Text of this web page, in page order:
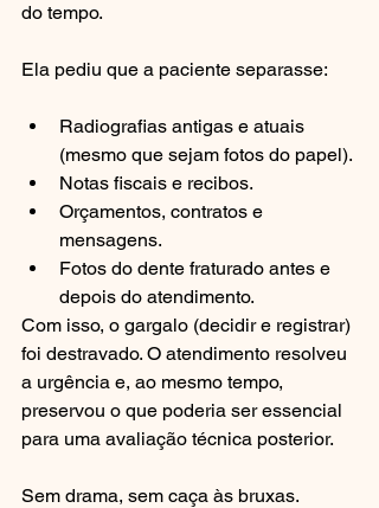
do tempo.
Ela pediu que a paciente separasse:
Radiografias antigas e atuais
(mesmo que sejam fotos do papel).
Notas fiscais e recibos.
Orçamentos, contratos e
mensagens.
Fotos do dente fraturado antes e
depois do atendimento.
Com isso, o gargalo (decidir e registrar)
foi destravado. O atendimento resolveu
a urgência e, ao mesmo tempo,
preservou o que poderia ser essencial
para uma avaliação técnica posterior.
Sem drama, sem caça às bruxas.